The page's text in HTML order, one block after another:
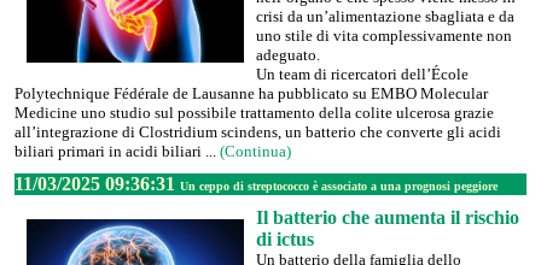
crisi da un’alimentazione sbagliata e da
uno stile di vita complessivamente non
adeguato.
Un team di ricercatori dell’École
Polytechnique Fédérale de Lausanne ha pubblicato su EMBO Molecular
Medicine uno studio sul possibile trattamento della colite ulcerosa grazie
all’integrazione di Clostridium scindens, un batterio che converte gli acidi
biliari primari in acidi biliari ... (Continua)
11/03/2025 09:36:31 Un ceppo di streptococco è associato a una prognosi peggiore
Il batterio che aumenta il rischio
di ictus
Un batterio della famiglia dello